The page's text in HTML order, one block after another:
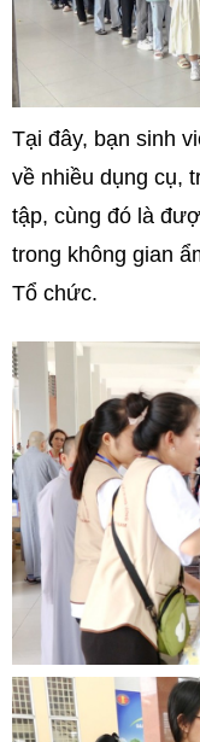
Tại đây, bạn sinh
về nhiều dụng cụ,
tập, cùng đó là
trong không gian
Tổ chức.